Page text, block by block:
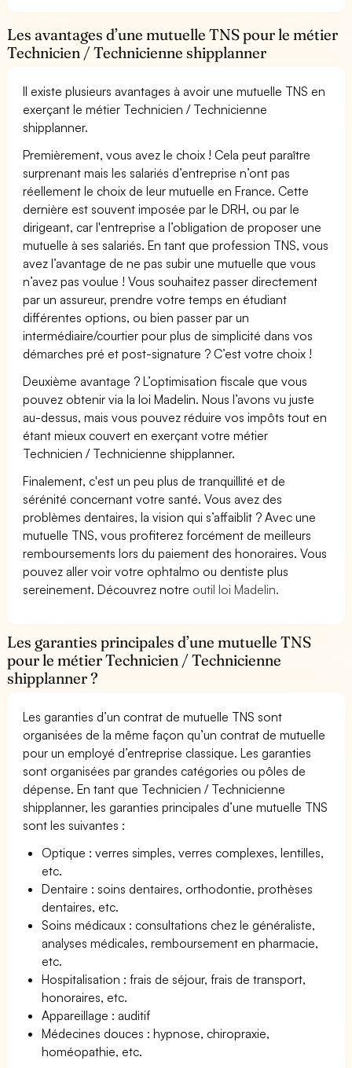
Les avantages d’une mutuelle TNS pour le métier
Technicien / Technicienne shipplanner
Il existe plusieurs avantages à avoir une mutuelle TNS en
exerçant le métier Technicien / Technicienne
shipplanner.
Premièrement, vous avez le choix ! Cela peut paraître
surprenant mais les salariés d’entreprise n’ont pas
réellement le choix de leur mutuelle en France. Cette
dernière est souvent imposée par le DRH, ou par le
dirigeant, car l'entreprise a l’obligation de proposer une
mutuelle à ses salariés. En tant que profession TNS, vous
avez l’avantage de ne pas subir une mutuelle que vous
n’avez pas voulue ! Vous souhaitez passer directement
par un assureur, prendre votre temps en étudiant
différentes options, ou bien passer par un
intermédiaire/courtier pour plus de simplicité dans vos
démarches pré et post-signature ? C’est votre choix !
Deuxième avantage ? L’optimisation fiscale que vous
pouvez obtenir via la loi Madelin. Nous l’avons vu juste
au-dessus, mais vous pouvez réduire vos impôts tout en
étant mieux couvert en exerçant votre métier
Technicien / Technicienne shipplanner.
Finalement, c'est un peu plus de tranquillité et de
sérénité concernant votre santé. Vous avez des
problèmes dentaires, la vision qui s’affaiblit ? Avec une
mutuelle TNS, vous profiterez forcément de meilleurs
remboursements lors du paiement des honoraires. Vous
pouvez aller voir votre ophtalmo ou dentiste plus
sereinement. Découvrez notre outil loi Madelin.
Les garanties principales d’une mutuelle TNS
pour le métier Technicien / Technicienne
shipplanner ?
Les garanties d’un contrat de mutuelle TNS sont
organisées de la même façon qu’un contrat de mutuelle
pour un employé d’entreprise classique. Les garanties
sont organisées par grandes catégories ou pôles de
dépense. En tant que Technicien / Technicienne
shipplanner, les garanties principales d’une mutuelle TNS
sont les suivantes :
Optique : verres simples, verres complexes, lentilles,
etc.
Dentaire : soins dentaires, orthodontie, prothèses
dentaires, etc.
Soins médicaux : consultations chez le généraliste,
analyses médicales, remboursement en pharmacie,
etc.
Hospitalisation : frais de séjour, frais de transport,
honoraires, etc.
Appareillage : auditif
Médecines douces : hypnose, chiropraxie,
homéopathie, etc.